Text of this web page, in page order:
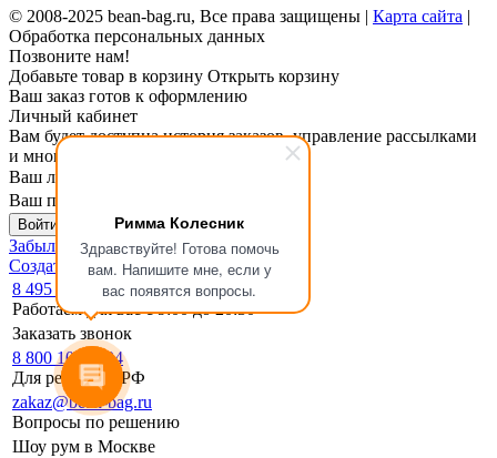
Римма Колесник
Здравствуйте! Готова помочь
вам. Напишите мне, если у
вас появятся вопросы.
© 2008-2025 bean-bag.ru, Все права защищены | Карта сайта |
Обработка персональных данных
Позвоните нам!
Добавьте товар в корзину Открыть корзину
Ваш заказ готов к оформлению
Личный кабинет
Вам будет доступна история заказов, управление рассылками
и многое другое.
Ваш логин
Ваш пароль
Войти в личный кабинет
Забыли пароль?
Создать личный кабинет
8 495 133-17-19
Работаем для вас с 9:00 до 20:30
Заказать звонок
8 800 1000 994
Для регионов РФ
zakaz@bean-bag.ru
Вопросы по решению
Шоу рум в Москве